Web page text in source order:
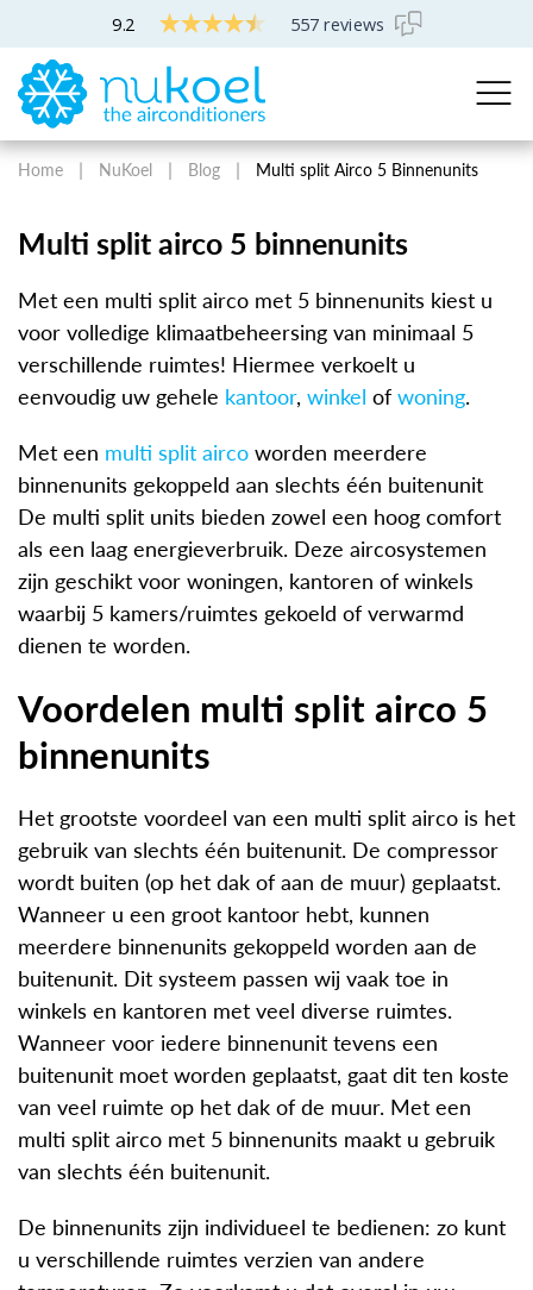
9.2 557 reviews
Home NuKoel Blog Multi split Airco 5 Binnenunits
Multi split airco 5 binnenunits
Met een multi split airco met 5 binnenunits kiest u
voor volledige klimaatbeheersing van minimaal 5
verschillende ruimtes! Hiermee verkoelt u
eenvoudig uw gehele kantoor, winkel of woning.
Met een multi split airco worden meerdere
binnenunits gekoppeld aan slechts één buitenunit
De multi split units bieden zowel een hoog comfort
als een laag energieverbruik. Deze aircosystemen
zijn geschikt voor woningen, kantoren of winkels
waarbij 5 kamers/ruimtes gekoeld of verwarmd
dienen te worden.
Voordelen multi split airco 5
binnenunits
Het grootste voordeel van een multi split airco is het
gebruik van slechts één buitenunit. De compressor
wordt buiten (op het dak of aan de muur) geplaatst.
Wanneer u een groot kantoor hebt, kunnen
meerdere binnenunits gekoppeld worden aan de
buitenunit. Dit systeem passen wij vaak toe in
winkels en kantoren met veel diverse ruimtes.
Wanneer voor iedere binnenunit tevens een
buitenunit moet worden geplaatst, gaat dit ten koste
van veel ruimte op het dak of de muur. Met een
multi split airco met 5 binnenunits maakt u gebruik
van slechts één buitenunit.
De binnenunits zijn individueel te bedienen: zo kunt
u verschillende ruimtes verzien van andere